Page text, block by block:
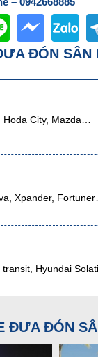
ĐÓN SÂN
Hoda City, Mazda…
Xpander,
transit, Hyundai
ĐƯA ĐÓN